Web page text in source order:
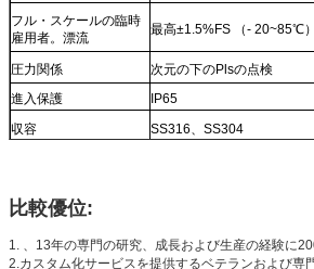
フル・スケールの臨時
雇用者。漂流
最高±1.5%FS （- 20~85℃）
圧力関係
次元の下のPlsの点検
進入保護
IP65
収容
SS316、SS304
比較優位:
1. 、13年の専門の研究、成長および生産の経験に
2.カスタム化サービスを提供するベテランおよび専